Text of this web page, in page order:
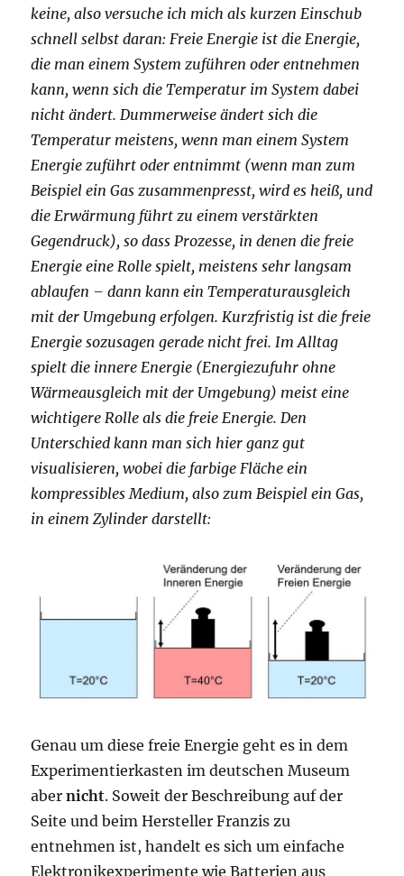
keine, also versuche ich mich als kurzen Einschub
schnell selbst daran: Freie Energie ist die Energie,
die man einem System zuführen oder entnehmen
kann, wenn sich die Temperatur im System dabei
nicht ändert. Dummerweise ändert sich die
Temperatur meistens, wenn man einem System
Energie zuführt oder entnimmt (wenn man zum
Beispiel ein Gas zusammenpresst, wird es heiß, und
die Erwärmung führt zu einem verstärkten
Gegendruck), so dass Prozesse, in denen die freie
Energie eine Rolle spielt, meistens sehr langsam
ablaufen – dann kann ein Temperaturausgleich
mit der Umgebung erfolgen. Kurzfristig ist die freie
Energie sozusagen gerade nicht frei. Im Alltag
spielt die innere Energie (Energiezufuhr ohne
Wärmeausgleich mit der Umgebung) meist eine
wichtigere Rolle als die freie Energie. Den
Unterschied kann man sich hier ganz gut
visualisieren, wobei die farbige Fläche ein
kompressibles Medium, also zum Beispiel ein Gas,
in einem Zylinder darstellt:
Genau um diese freie Energie geht es in dem
Experimentierkasten im deutschen Museum
abernicht. Soweit der Beschreibung auf der
Seite und beim Hersteller Franzis zu
entnehmen ist, handelt es sich um einfache
Elektronikexperimente wie Batterien aus